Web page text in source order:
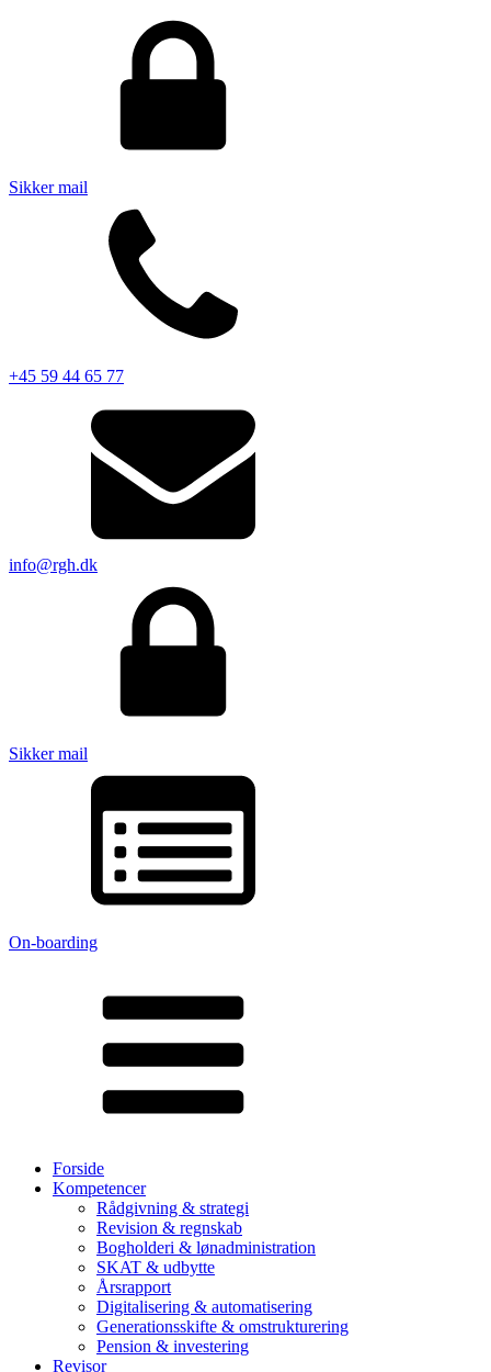
Sikker mail
+45 59 44 65 77
info@rgh.dk
Sikker mail
On-boarding
Forside
Kompetencer
Rådgivning & strategi
Revision & regnskab
Bogholderi & lønadministration
SKAT & udbytte
Årsrapport
Digitalisering & automatisering
Generationsskifte & omstrukturering
Pension & investering
Revisor